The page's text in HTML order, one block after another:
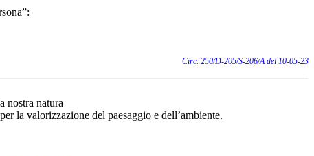
Circ. 250/D-205/S-206/A del 10-05-23
nostra natura
la valorizzazione del paesaggio e dell’ambiente.